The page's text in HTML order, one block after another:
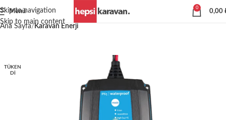
Skip to navigation
Skip to main content
Menü
0
0,00
Ana Sayfa Karavan Enerji
TÜKEN
DI